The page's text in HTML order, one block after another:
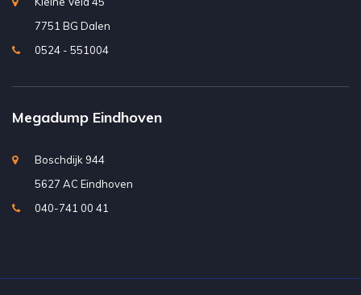
7751 BG Dalen
0524 - 551004
Megadump Eindhoven
Boschdijk 944
5627 AC Eindhoven
040-741 00 41